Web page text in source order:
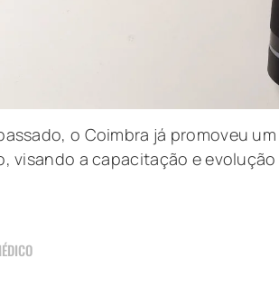
o Coimbra já promoveu
visando a capacitação e